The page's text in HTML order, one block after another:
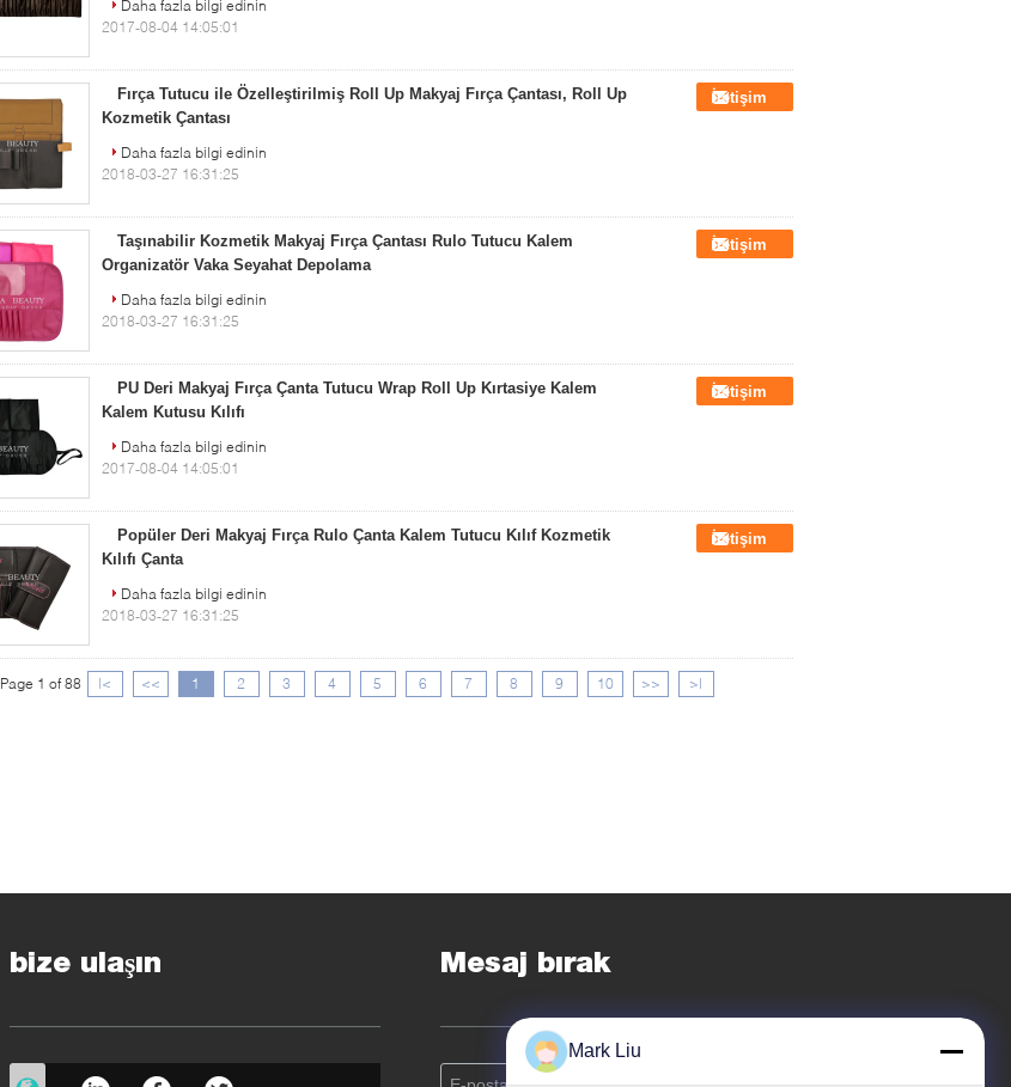
Daha fazla bilgi edinin
2017-08-04 14:05:01
Fırça Tutucu ile Özelleştirilmiş Roll Up Makyaj Fırça Çantası, Roll Up
Kozmetik Çantası
İletişim
Daha fazla bilgi edinin
2018-03-27 16:31:25
Taşınabilir Kozmetik Makyaj Fırça Çantası Rulo Tutucu Kalem
Organizatör Vaka Seyahat Depolama
İletişim
Daha fazla bilgi edinin
2018-03-27 16:31:25
PU Deri Makyaj Fırça Çanta Tutucu Wrap Roll Up Kırtasiye Kalem
Kalem Kutusu Kılıfı
İletişim
Daha fazla bilgi edinin
2017-08-04 14:05:01
Popüler Deri Makyaj Fırça Rulo Çanta Kalem Tutucu Kılıf Kozmetik
Kılıfı Çanta
İletişim
Daha fazla bilgi edinin
2018-03-27 16:31:25
Page 1 of 88 |< << 1 2 3 4 5 6 7 8 9 10 >> >|
bize ulaşın Mesaj bırak
Mark Liu